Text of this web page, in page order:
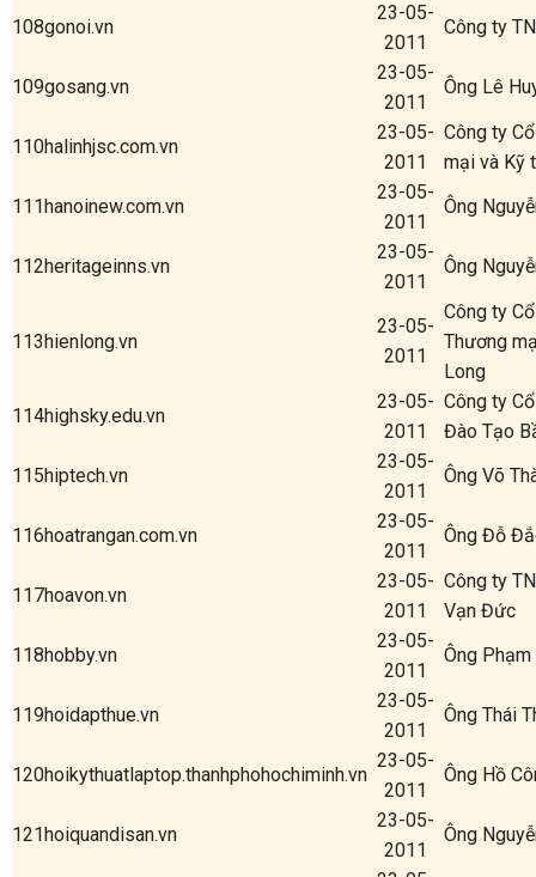
108gonoi.vn
23-05-
2011
Công ty
109gosang.vn
23-05-
2011
Ông Lê
110halinhjsc.com.vn
23-05-
2011
Công ty
mại và Kỹ
111hanoinew.com.vn
23-05-
2011
Ông
112heritageinns.vn
23-05-
2011
Ông
113hienlong.vn
23-05-
2011
Công ty
Thương
Long
114highsky.edu.vn
23-05-
2011
Công ty
Đào Tạo
115hiptech.vn
23-05-
2011
Ông Võ
116hoatrangan.com.vn
23-05-
2011
Ông Đỗ
117hoavon.vn
23-05-
2011
Công ty
Vạn Đức
118hobby.vn
23-05-
2011
Ông Phạm
119hoidapthue.vn
23-05-
2011
Ông Thái
120hoikythuatlaptop.thanhphohochiminh.vn
23-05-
2011
Ông Hồ
121hoiquandisan.vn
23-05-
2011
Ông